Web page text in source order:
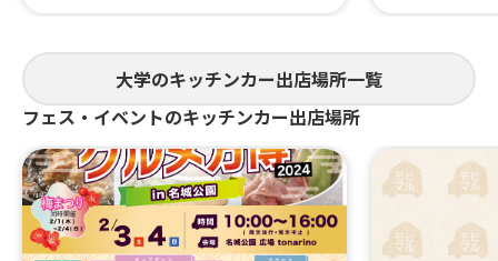
大学のキッチンカー出店場所一覧
フェス・イベントのキッチンカー出店場所